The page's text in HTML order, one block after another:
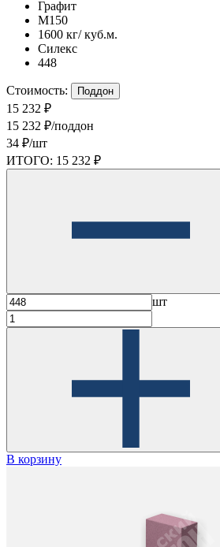
Графит
М150
1600 кг/ куб.м.
Силекс
448
Стоимость: Поддон
15 232 ₽
15 232 ₽/поддон
34 ₽/шт
ИТОГО: 15 232 ₽
шт
В корзину